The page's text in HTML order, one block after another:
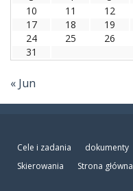
10
11 12
17
18 19
24
25 26
31
« Jun
Cele i zadania dokumenty
Skierowania
Strona główna